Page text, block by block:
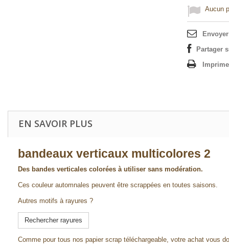
Aucun
Partager
EN SAVOIR PLUS
bandeaux verticaux multicolores 2
Des bandes verticales colorées à utiliser sans modération.
Ces couleur automnales peuvent être scrappées en toutes saisons.
Autres motifs à rayures ?
Rechercher rayures
Comme pour tous nos papier scrap téléchargeable, votre achat vous